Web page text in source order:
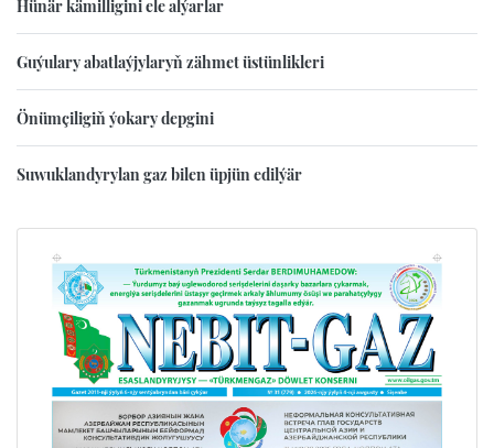
Hünär kämilligini ele alýarlar
Guýulary abatlaýjylaryň zähmet üstünlikleri
Önümçiligiň ýokary depgini
Suwuklandyrylan gaz bilen üpjün edilýär